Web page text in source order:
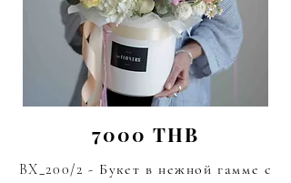
7000 THB
BX_200/2 - Букет в нежной гамме с